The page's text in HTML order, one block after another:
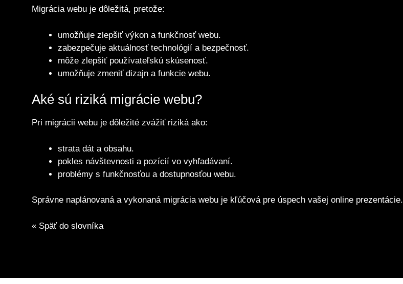
Migrácia webu je dôležitá, pretože:
umožňuje zlepšiť výkon a funkčnosť webu.
zabezpečuje aktuálnosť technológií a bezpečnosť.
môže zlepšiť používateľskú skúsenosť.
umožňuje zmeniť dizajn a funkcie webu.
Aké sú riziká migrácie webu?
Pri migrácii webu je dôležité zvážiť riziká ako:
strata dát a obsahu.
pokles návštevnosti a pozícií vo vyhľadávaní.
problémy s funkčnosťou a dostupnosťou webu.
Správne naplánovaná a vykonaná migrácia webu je kľúčová pre úspech vašej online prezentácie.
« Späť do slovníka